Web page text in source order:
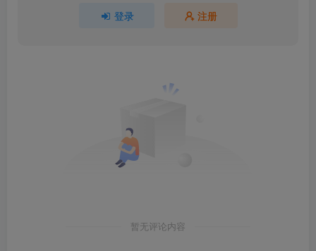
登录 注册
暂无评论内容